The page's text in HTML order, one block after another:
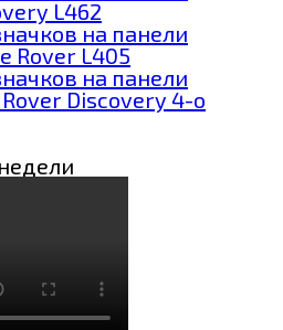
L462
на панели
Rover L405
на панели
Discovery 4-о